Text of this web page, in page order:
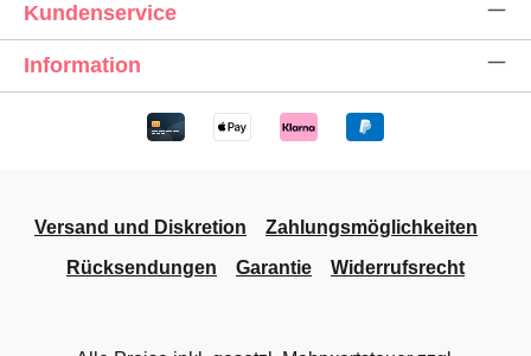
Kundenservice
Information
Versand und Diskretion
Zahlungsmöglichkeiten
Rücksendungen
Garantie Widerrufsrecht